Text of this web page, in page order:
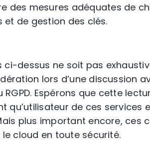
des mesures adéquates de
et de gestion des clés.
ci-dessus ne soit pas
lors d’une discussion
Espérons que cette
qu’utilisateur de ces services
plus important encore, ces
cloud en toute sécurité.